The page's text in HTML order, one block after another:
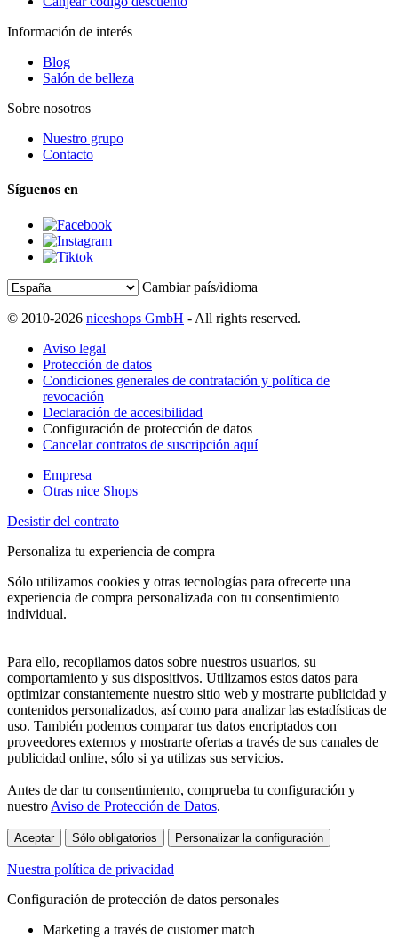
Información de interés
Blog
Salón de belleza
Sobre nosotros
Nuestro grupo
Contacto
Síguenos en
Cambiar país/idioma
© 2010-2026 niceshops GmbH - All rights reserved.
Aviso legal
Protección de datos
Condiciones generales de contratación y política de
revocación
Declaración de accesibilidad
Configuración de protección de datos
Cancelar contratos de suscripción aquí
Empresa
Otras nice Shops
Desistir del contrato
Personaliza tu experiencia de compra
Sólo utilizamos cookies y otras tecnologías para ofrecerte una
experiencia de compra personalizada con tu consentimiento
individual.
Para ello, recopilamos datos sobre nuestros usuarios, su
comportamiento y sus dispositivos. Utilizamos estos datos para
optimizar constantemente nuestro sitio web y mostrarte publicidad y
contenidos personalizados, así como para analizar las estadísticas de
uso. También podemos comparar tus datos encriptados con
proveedores externos y mostrarte ofertas a través de sus canales de
publicidad online, sólo si ya utilizas sus servicios.
Antes de dar tu consentimiento, comprueba tu configuración y
nuestro Aviso de Protección de Datos.
Aceptar Sólo obligatorios Personalizar la configuración
Nuestra política de privacidad
Configuración de protección de datos personales
Marketing a través de customer match